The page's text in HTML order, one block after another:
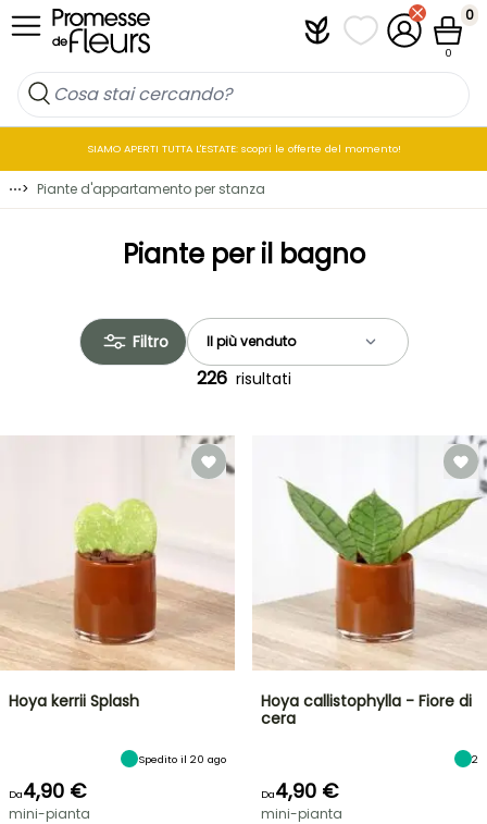
Salta al contenuto PlantfitI miei elenchi di
Il mio
0
0
SIAMO APERTI TUTTA L'ESTATE: scopri le offerte del momento!
⋯> Piante d'appartamento per stanza
Piante per il bagno
Filtro
226 risultati
Hoya kerrii Splash
Spedito il 20 ago
Da4,90 €
mini-pianta
Hoya callistophylla - Fiore di
cera
2
Da4,90 €
mini-pianta